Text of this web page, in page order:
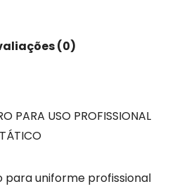
(0)
PARA USO PROFISSIONAL
uniforme profissional